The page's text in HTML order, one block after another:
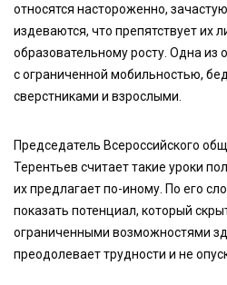
относятся настороженно,
издеваются, что препятствует их
образовательному росту. Одна из
с ограниченной мобильностью,
сверстниками и взрослыми.
Председатель Всероссийского
Терентьев считает такие уроки
их предлагает по-иному. По его
показать потенциал, который
ограниченными возможностями
преодолевает трудности и не